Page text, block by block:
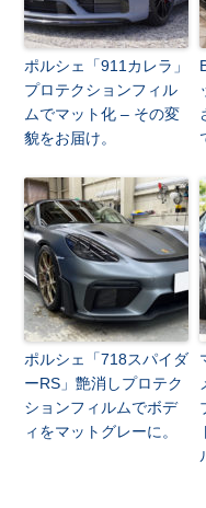
ポルシェ「911カレラ」
プロテクションフィル
ムでマット化 – その変
貌をお届け。
ポルシェ「718スパイダ
ーRS」艶消しプロテク
ションフィルムでボデ
ィをマットグレーに。